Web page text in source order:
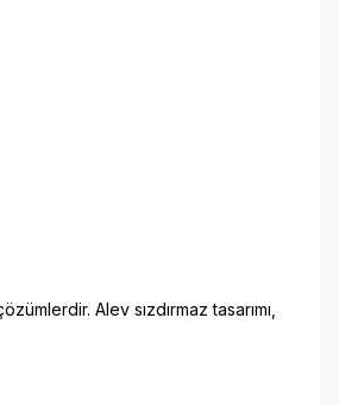
Alev sızdırmaz tasarımı,